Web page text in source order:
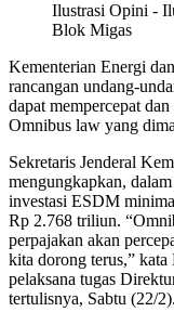
Ilustrasi Opini -
Blok Migas
Kementerian Energi
rancangan undang-
dapat mempercepat
Omnibus law yang
Sekretaris Jenderal
mengungkapkan,
investasi ESDM
Rp 2.768 triliun.
perpajakan akan
kita dorong terus,” kata
pelaksana tugas
tertulisnya, Sabtu (22/2).